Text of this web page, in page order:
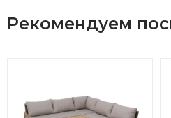
Рекомендуем